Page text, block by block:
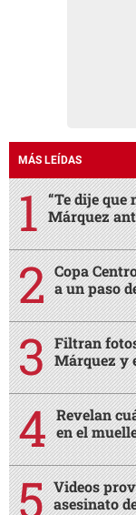
MÁS LEÍDAS
“Te dije que
Márquez
Copa
a un paso
Filtran
Márquez y
Revelan
en el
Videos
asesinato